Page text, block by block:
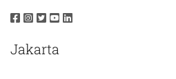
Jakarta